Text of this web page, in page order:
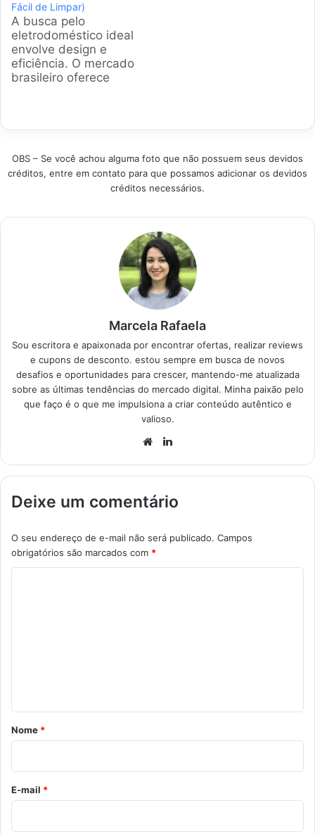
Fácil de Limpar)
A busca pelo
eletrodoméstico ideal
envolve design e
eficiência. O mercado
brasileiro oferece
espelhadas. Fizemos
profunda nos itens
campeões de vendas
Selecionamos
OBS – Se você achou alguma foto que não possuem seus devidos
créditos, entre em contato para que possamos adicionar os devidos
créditos necessários.
Marcela Rafaela
Sou escritora e apaixonada por encontrar ofertas, realizar reviews
e cupons de desconto. estou sempre em busca de novos
desafios e oportunidades para crescer, mantendo-me atualizada
sobre as últimas tendências do mercado digital. Minha paixão pelo
que faço é o que me impulsiona a criar conteúdo autêntico e
valioso.
Website
Deixe um comentário
O seu endereço de e-mail não será publicado. Campos
obrigatórios são marcados com *
r
o
*
Nome *
E-mail *